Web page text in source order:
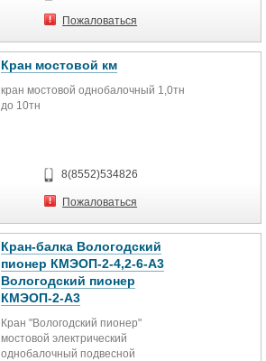
Пожаловаться
Кран мостовой км
кран мостовой однобалочный 1,0тн
до 10тн
8(8552)534826
Пожаловаться
Кран-балка Вологодский
пионер КМЭОП-2-4,2-6-А3
Вологодский пионер
КМЭОП-2-А3
Кран "Вологодский пионер"
мостовой электрический
однобалочный подвесной